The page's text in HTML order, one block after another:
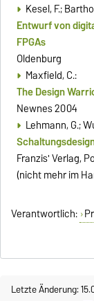
Kesel, F.;
Entwurf von
FPGAs
Oldenburg
Maxfield, C.:
The Design
Newnes 2004
Lehmann, G.;
Franzis' Verlag,
(nicht mehr im
Verantwortlich:
Letzte Änderung: